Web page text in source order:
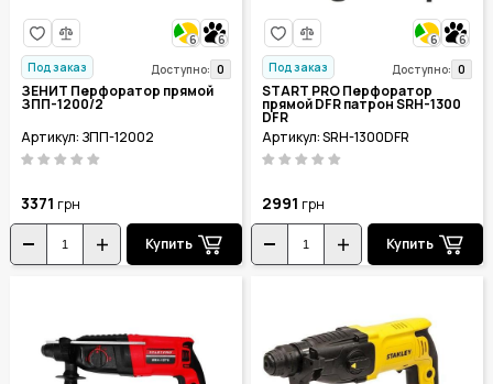
6
6
Под заказ
Доступно: 0
ЗЕНИТ Перфоратор прямой
ЗПП-1200/2
Артикул: ЗПП-12002
3371 грн
Купить
6
6
Под заказ
Доступно: 0
START PRO Перфоратор
прямой DFR патрон SRH-1300
DFR
Артикул: SRH-1300DFR
2991 грн
Купить